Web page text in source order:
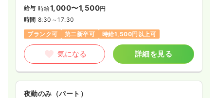
給与 時給1,000〜1,500円
時間 8:30～17:30
ブランク可
第二新卒可 時給1,500円以上可
気になる 詳細を見る
夜勤のみ（パート）